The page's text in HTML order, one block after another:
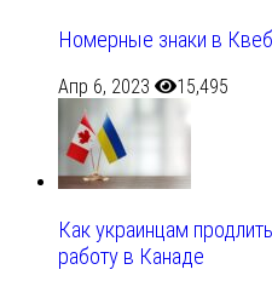
Номерные знаки в
Апр 6, 2023 15,495
Как украинцам
работу в Канаде